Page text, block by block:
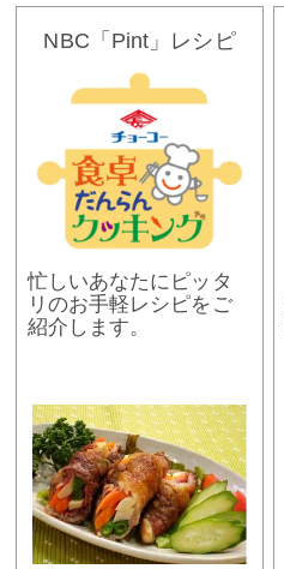
NBC「Pint」レシピ
忙しいあなたにピッタ
リのお手軽レシピをご
紹介します。